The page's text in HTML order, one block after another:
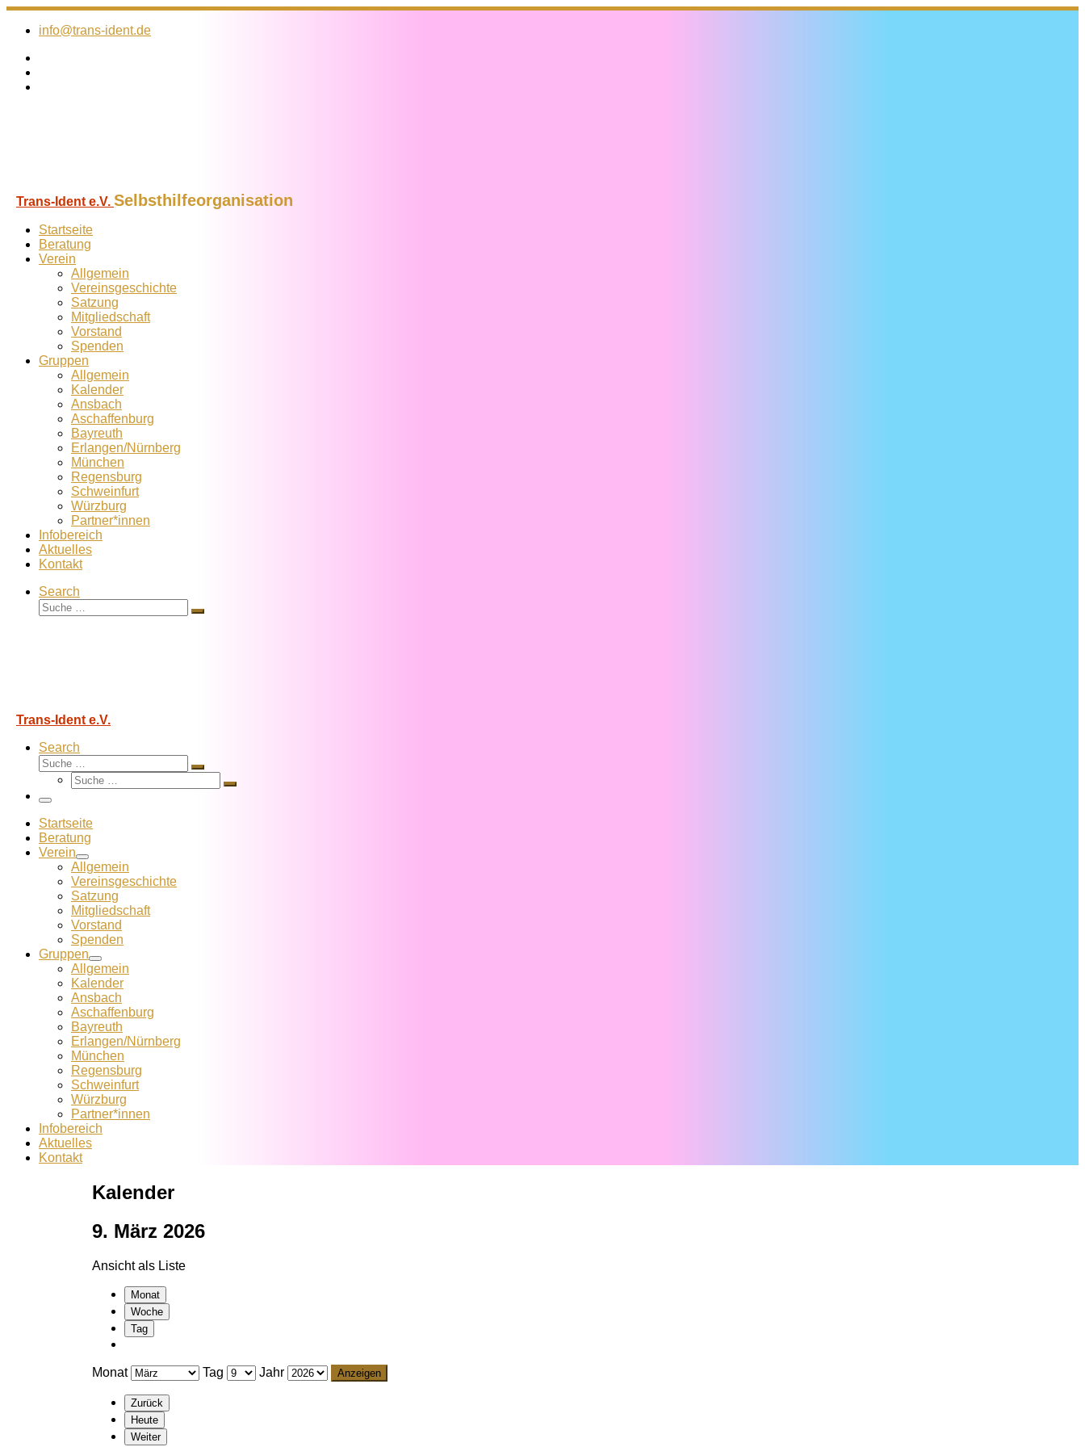
Zum
Inhalt
info@trans-ident.de
Trans-Ident e.V. Selbsthilfeorganisation
Startseite
Beratung
Verein
Allgemein
Vereins­geschichte
Satzung
Mitglied­schaft
Vorstand
Spenden
Gruppen
Allgemein
Kalender
Ansbach
Aschaffenburg
Bayreuth
Erlangen/Nürnberg
München
Regensburg
Schweinfurt
Würzburg
Partner*innen
Infobereich
Aktuelles
Kontakt
Search
Suche
Suche
Trans-Ident e.V.
Search
Suche
Suche
Suche
Suche
Menü
Startseite
Beratung
Verein
Allgemein
Vereins­geschichte
Satzung
Mitglied­schaft
Vorstand
Spenden
Gruppen
Allgemein
Kalender
Ansbach
Aschaffenburg
Bayreuth
Erlangen/Nürnberg
München
Regensburg
Schweinfurt
Würzburg
Partner*innen
Infobereich
Aktuelles
Kontakt
Kalender
9. März 2026
Ansicht als Liste
Monat
Woche
Tag
Monat Tag Jahr
Zurück
Heute
Weiter